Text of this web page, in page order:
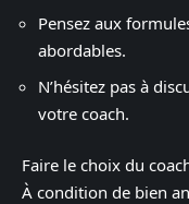
Pensez aux
abordables.
N’hésitez pas à
votre coach.
Faire le choix du
À condition de bien